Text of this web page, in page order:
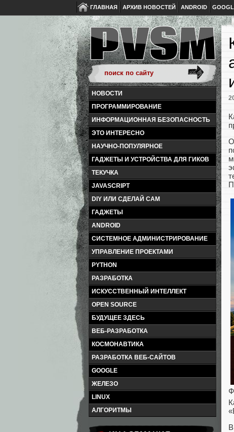
ГЛАВНАЯ АРХИВ НОВОСТЕЙ ANDROID
НОВОСТИ
ПРОГРАММИРОВАНИЕ
ИНФОРМАЦИОННАЯ БЕЗОПАСНОСТЬ
ЭТО ИНТЕРЕСНО
НАУЧНО-ПОПУЛЯРНОЕ
ГАДЖЕТЫ И УСТРОЙСТВА ДЛЯ ГИКОВ
ТЕКУЧКА
JAVASCRIPT
DIY ИЛИ СДЕЛАЙ САМ
ГАДЖЕТЫ
ANDROID
СИСТЕМНОЕ АДМИНИСТРИРОВАНИЕ
УПРАВЛЕНИЕ ПРОЕКТАМИ
PYTHON
РАЗРАБОТКА
ИСКУССТВЕННЫЙ ИНТЕЛЛЕКТ
OPEN SOURCE
БУДУЩЕЕ ЗДЕСЬ
ВЕБ-РАЗРАБОТКА
КОСМОНАВТИКА
РАЗРАБОТКА ВЕБ-САЙТОВ
GOOGLE
ЖЕЛЕЗО
LINUX
АЛГОРИТМЫ